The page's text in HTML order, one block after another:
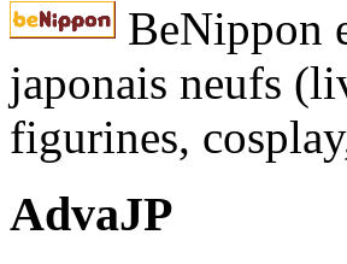
BeNippon
japonais neufs
figurines,
AdvaJP